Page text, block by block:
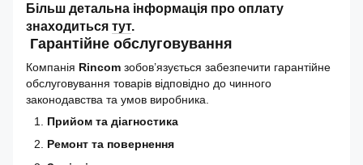
Більш детальна інформація про оплату
знаходиться тут.
Гарантійне обслуговування
Компанія Rincom зобов’язується забезпечити гарантійне
обслуговування товарів відповідно до чинного
законодавства та умов виробника.
Прийом та діагностика
Ремонт та повернення